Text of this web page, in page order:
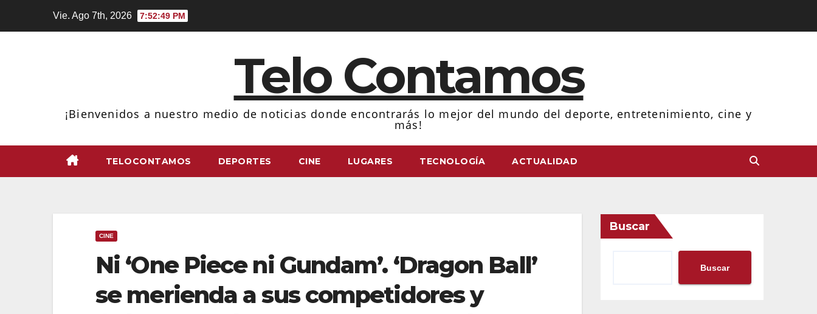
Vie. Ago 7th, 2026 7:52:50 PM
Telo Contamos
¡Bienvenidos a nuestro medio de noticias donde encontrarás lo mejor del mundo del deporte, entretenimiento, cine y
más!
TELOCONTAMOS DEPORTES CINE LUGARES TECNOLOGÍA ACTUALIDAD
CINE
Ni ‘One Piece ni Gundam’. ‘Dragon Ball’
se merienda a sus competidores y
Buscar
Buscar